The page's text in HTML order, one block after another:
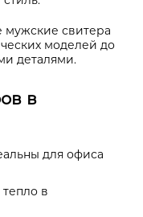
мужские свитера
моделей до
деталями.
в
для офиса
в